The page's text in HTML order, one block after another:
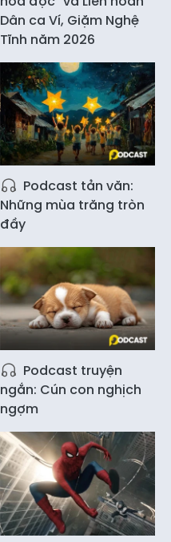
Dân ca Ví, Giặm Nghệ
Tĩnh năm 2026
Podcast tản văn:
Những mùa trăng tròn
đầy
Podcast truyện
ngắn: Cún con nghịch
ngợm